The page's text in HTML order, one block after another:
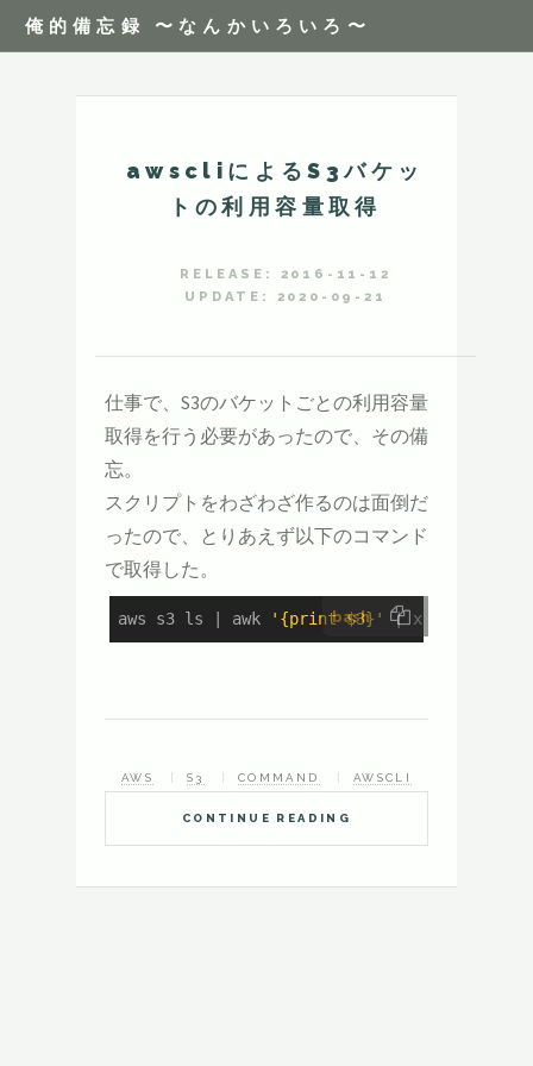
俺的備忘録 〜なんかいろいろ〜
awscliによるS3バケッ
トの利用容量取得
RELEASE: 2016-11-12
UPDATE: 2020-09-21
仕事で、S3のバケットごとの利用容量
取得を行う必要があったので、その備
忘。
スクリプトをわざわざ作るのは面倒だ
ったので、とりあえず以下のコマンド
で取得した。
bash
aws s3 ls | awk '{print $3}' | xargs -I{}
CONTINUE READING
AWS S3 COMMAND AWSCLI